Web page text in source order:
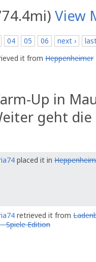
View
04 05 06 next ›
it from Heppenheimer
Up in
geht die
placed it in
retrieved it from
Spiele Edition